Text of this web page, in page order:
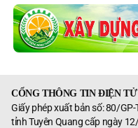
CỔNG THÔNG TIN ĐIỆN TỬ
Giấy phép xuất bản số: 80/
tỉnh Tuyên Quang cấp ngày